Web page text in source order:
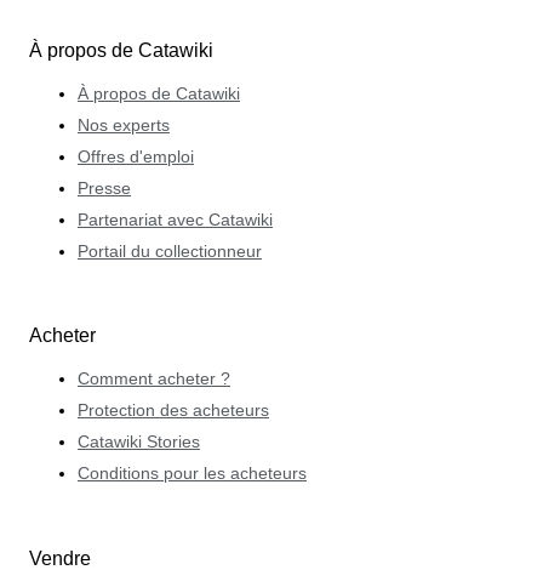
À propos de Catawiki
À propos de Catawiki
Nos experts
Offres d'emploi
Presse
Partenariat avec Catawiki
Portail du collectionneur
Acheter
Comment acheter ?
Protection des acheteurs
Catawiki Stories
Conditions pour les acheteurs
Vendre